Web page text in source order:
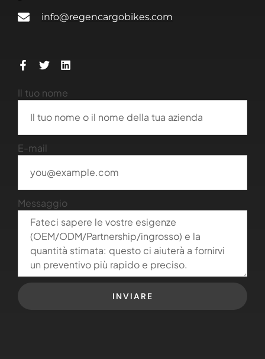
info@regencargobikes.com
Il tuo nome
E-mail
Messaggio
INVIARE